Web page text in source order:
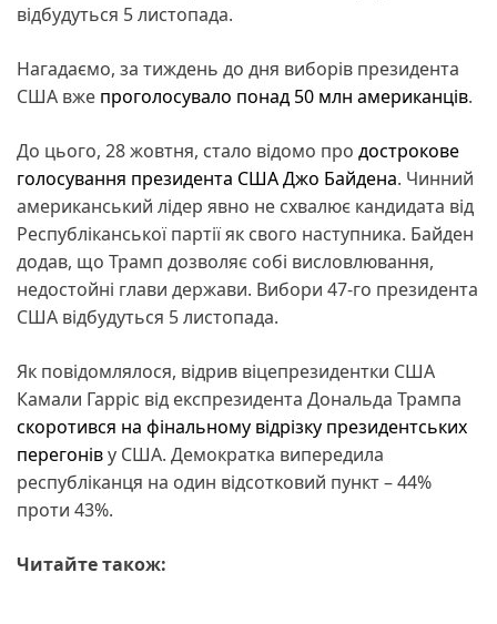
відбудуться 5 листопада.
Нагадаємо, за тиждень до дня виборів президента
США вже проголосувало понад 50 млн американців.
До цього, 28 жовтня, стало відомо про дострокове
голосування президента США Джо Байдена. Чинний
американський лідер явно не схвалює кандидата від
Республіканської партії як свого наступника. Байден
додав, що Трамп дозволяє собі висловлювання,
недостойні глави держави. Вибори 47-го президента
США відбудуться 5 листопада.
Як повідомлялося, відрив віцепрезидентки США
Камали Гарріс від експрезидента Дональда Трампа
скоротився на фінальному відрізку президентських
перегоніву США. Демократка випередила
республіканця на один відсотковий пункт – 44%
проти 43%.
Читайте також: